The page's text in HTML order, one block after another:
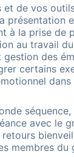
et de vos
présentation
à la prise de
au travail
des
certains
dans
avec le
membres du